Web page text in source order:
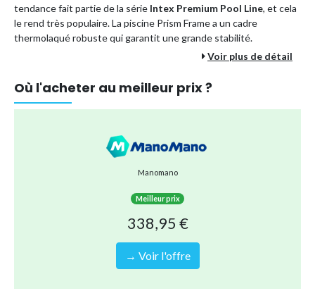
tendance fait partie de la série Intex Premium Pool Line, et cela
le rend très populaire. La piscine Prism Frame a un cadre
thermolaqué robuste qui garantit une grande stabilité.
, offre de la place pour 4 personnes
fois tout ce dont vous avez besoin pour un entretien optimal de
votre piscine.
Dimensions: 305 x 76cm
Adaptée pour 4 personnes
✔ Prête en 30 minutes
✔ Adaptée aux enfants et matériaux solides
Voir plus de détail
Où l'acheter au meilleur prix ?
Manomano
Meilleur prix
338,95 €
→ Voir l'offre